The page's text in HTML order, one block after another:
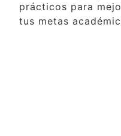
prácticos para
tus metas